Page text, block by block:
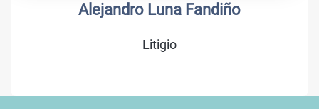
Alejandro Luna Fandiño
Litigio